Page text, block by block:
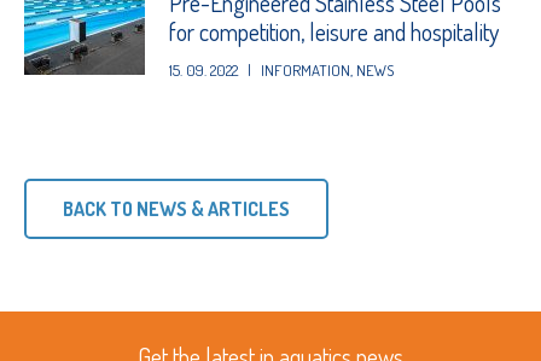
for competition, leisure and hospitality
15. 09. 2022 | INFORMATION NEWS
BACK TO NEWS & ARTICLES